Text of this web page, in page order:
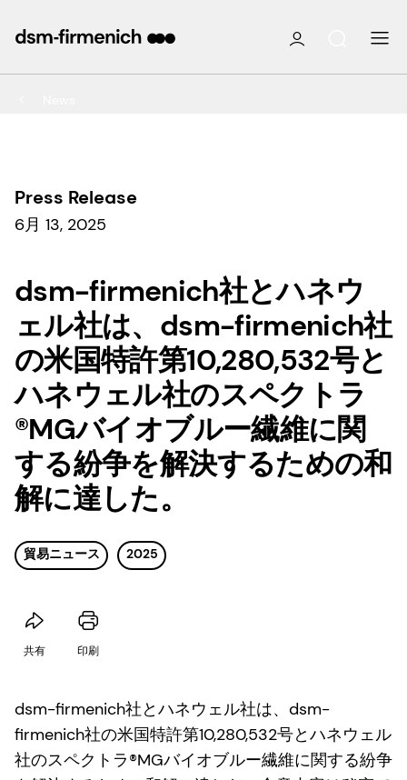
Press Release
6月 13, 2025
dsm-firmenich社とハネウ
ェル社は、dsm-firmenich社
の米国特許第10,280,532号と
ハネウェル社のスペクトラ
®MGバイオブルー繊維に関
する紛争を解決するための和
解に達した。
貿易ニュース 2025
共有 印刷
dsm-firmenich社とハネウェル社は、dsm-
firmenich社の米国特許第10,280,532号とハネウェル
社のスペクトラ®MGバイオブルー繊維に関する紛争